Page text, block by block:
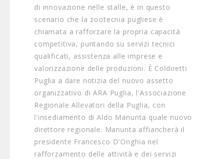
di innovazione nelle stalle, è in questo
scenario che la zootecnia pugliese è
chiamata a rafforzare la propria capacità
competitiva, puntando su servizi tecnici
qualificati, assistenza alle imprese e
valorizzazione delle produzioni. È Coldiretti
Puglia a dare notizia del nuovo assetto
organizzativo di ARA Puglia, l'Associazione
Regionale Allevatori della Puglia, con
l'insediamento di Aldo Manunta quale nuovo
direttore regionale. Manunta affiancherà il
presidente Francesco D'Onghia nel
rafforzamento delle attività e dei servizi